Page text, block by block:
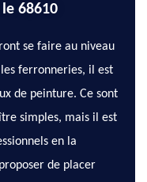
68610
se faire au niveau
ferronneries, il est
de peinture. Ce sont
simples, mais il est
en la
de placer